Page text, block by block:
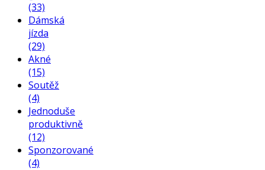
(33)
Dámská
jízda
(29)
Akné
(15)
Soutěž
(4)
Jednoduše
produktivně
(12)
Sponzorované
(4)